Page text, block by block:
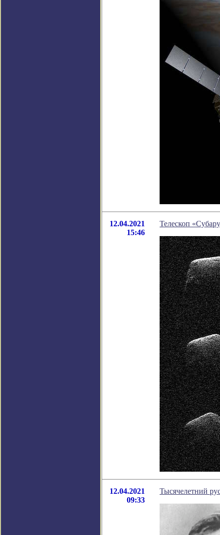
12.04.2021
15:46
Телескоп
12.04.2021
09:33
Тысячелетний